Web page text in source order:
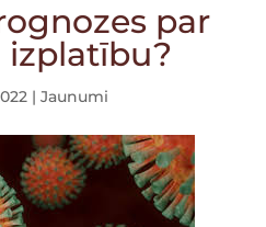
par
izplatību?
| Jaunumi